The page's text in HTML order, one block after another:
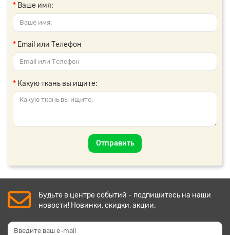
Ваше имя:
Email или Телефон
Какую ткань вы ищите:
Отправить
Будьте в центре событий - подпишитесь на наши
новости! Новинки, скидки, акции.